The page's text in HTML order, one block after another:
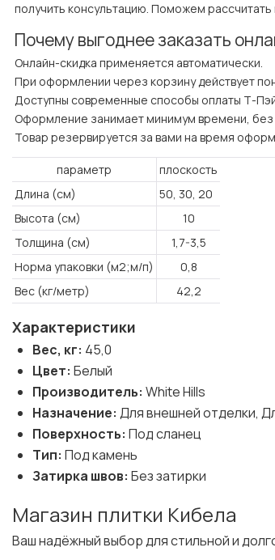
получить консультацию. Поможем
Почему выгоднее заказать
Онлайн-скидка применяется автоматически.
При оформлении через корзину действует
Доступны современные способы оплаты Т-
Оформление занимает минимум времени, без
Товар резервируется за вами на время
параметр
плоскость
Длина (см)
50, 30, 20
Высота (см)
10
Толщина (см)
1,7-3,5
Норма упаковки (м2;м/п)
0,8
Вес (кг/метр)
42,2
Характеристики
Вес, кг: 45,0
Цвет: Белый
Производитель: White Hills
Назначение: Для внешней отделки,
Поверхность: Под сланец
Тип: Под камень
Затирка швов: Без затирки
Магазин плитки Кибела
Ваш надёжный выбор для стильной и